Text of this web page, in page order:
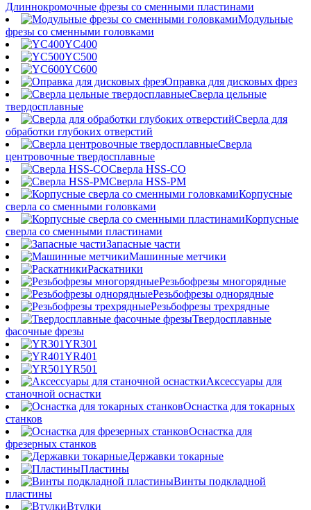
Длиннокромочные фрезы со сменными пластинами
Модульные
фрезы со сменными головками
YC400
YC500
YC600
Оправка для дисковых фрез
Сверла цельные
твердосплавные
Сверла для
обработки глубоких отверстий
Сверла
центровочные твердосплавные
Сверла HSS-CO
Сверла HSS-PM
Корпусные
сверла со сменными головками
Корпусные
сверла со сменными пластинами
Запасные части
Машинные метчики
Раскатники
Резьбофрезы многорядные
Резьбофрезы однорядные
Резьбофрезы трехрядные
Твердосплавные
фасочные фрезы
YR301
YR401
YR501
Аксессуары для
станочной оснастки
Оснастка для токарных
станков
Оснастка для
фрезерных станков
Державки токарные
Пластины
Винты подкладной
пластины
Втулки